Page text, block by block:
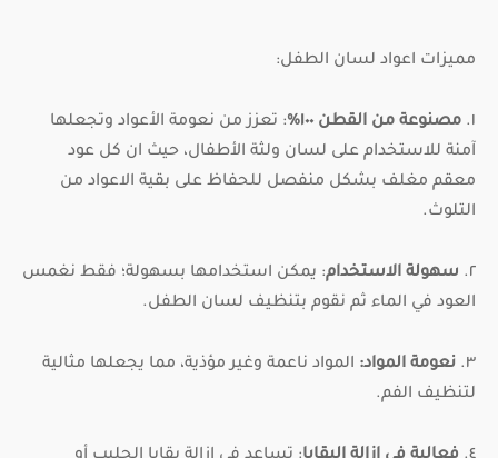
مميزات اعواد لسان الطفل:
١. مصنوعة من القطن ١٠٠%
: تعزز من نعومة الأعواد وتجعلها
آمنة للاستخدام على لسان ولثة الأطفال، حيث ان كل عود
معقم مغلف بشكل منفصل للحفاظ على بقية الاعواد من
التلوث.
٢. سهولة الاستخدام: يمكن استخدامها بسهولة؛ فقط نغمس
العود في الماء ثم نقوم بتنظيف لسان الطفل.
٣. نعومة المواد: المواد ناعمة وغير مؤذية، مما يجعلها مثالية
لتنظيف الفم.